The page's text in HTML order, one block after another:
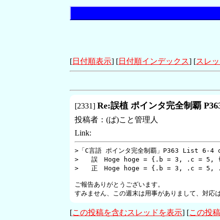
[日付順表示] [日付順インデックス] [スレ
[2331]Re:誤植 ポインタ完全制覇
投稿者：(ぱ)こと管理人
Link:
>「C言語 ポインタ完全制覇」P363 List
>　　誤　Hoge hoge = {.b = 3, .c =
>　　正　Hoge hoge = {.b = 3, .c =
ご報告ありがとうございます。
すみません、この週末は用事がありまして、対応
[この投稿を含むスレッドを表示] [この投